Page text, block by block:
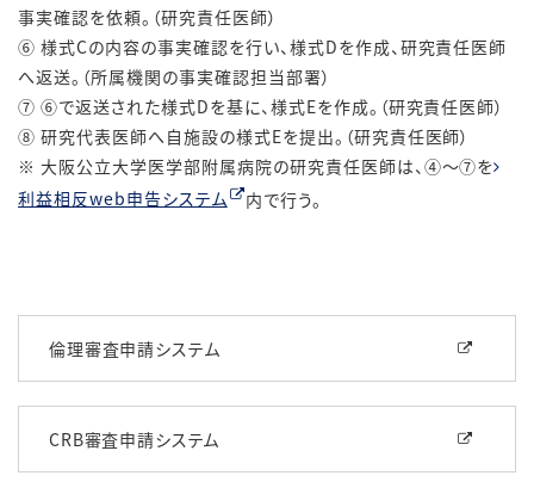
事実確認を依頼。（研究責任医師）
⑥ 様式Cの内容の事実確認を行い、様式Dを作成、研究責任医師
へ返送。（所属機関の事実確認担当部署）
⑦ ⑥で返送された様式Dを基に、様式Eを作成。（研究責任医師）
⑧ 研究代表医師へ自施設の様式Eを提出。（研究責任医師）
※ 大阪公立大学医学部附属病院の研究責任医師は、④～⑦を
利益相反web申告システム
内で行う。
倫理審査申請システム
CRB審査申請システム